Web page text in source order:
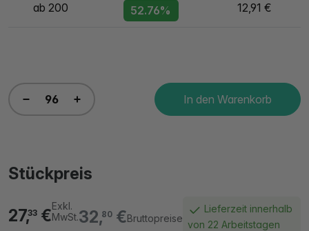
ab 200 52.76% 12,91 €
In den Warenkorb
Stückpreis
32,80€Bruttopreise
27,33 €Exkl.
MwSt.
Lieferzeit innerhalb
von 22 Arbeitstagen